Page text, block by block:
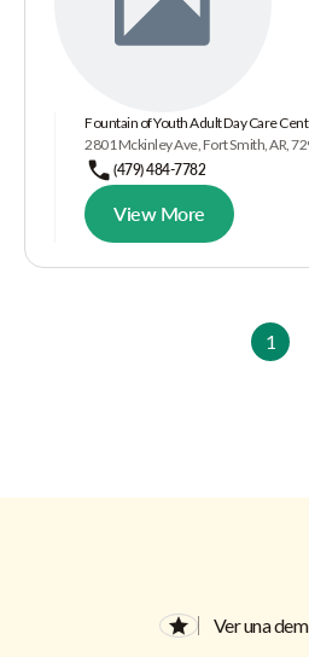
Fountain of Youth Adult Day Care
2801 Mckinley Ave, Fort Smith, AR,
(479) 484-7782
View More
1
Ver una